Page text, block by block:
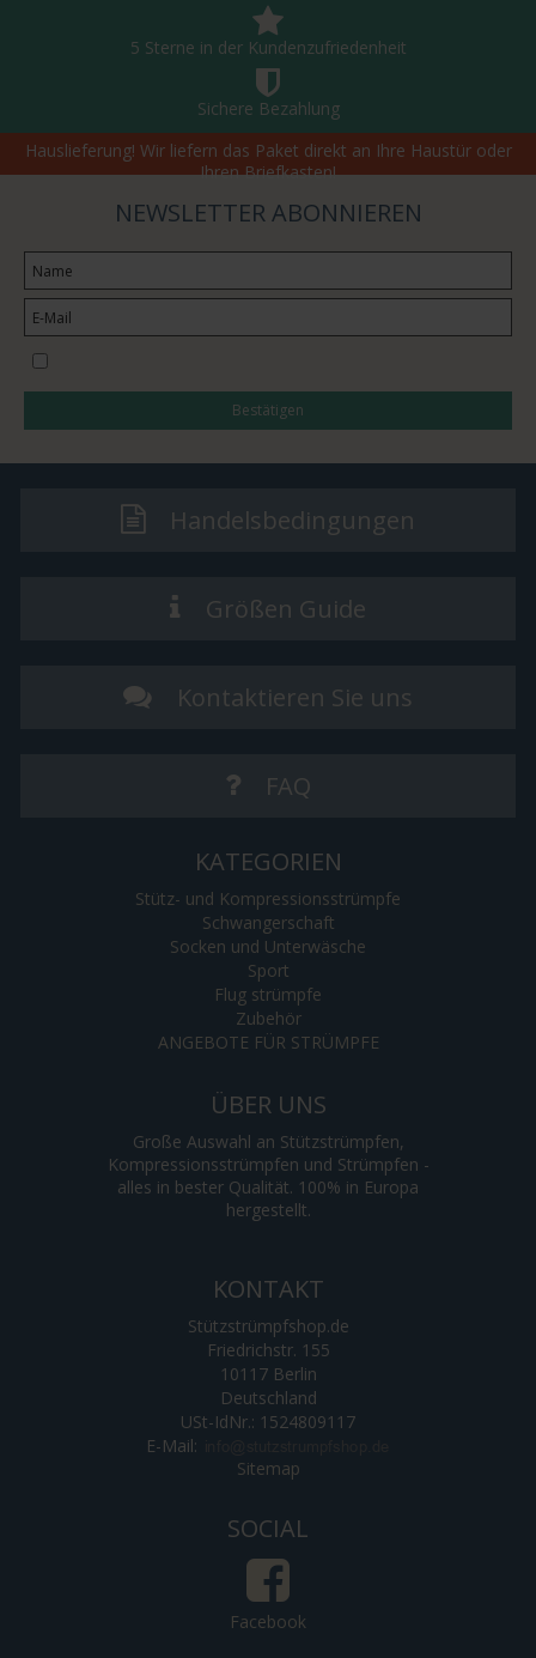
5 Sterne in der Kundenzufriedenheit
Sichere Bezahlung
Hauslieferung! Wir liefern das Paket direkt an Ihre Haustür oder
Ihren Briefkasten!
NEWSLETTER ABONNIEREN
Bestätigen
Handelsbedingungen
Größen Guide
Kontaktieren Sie uns
FAQ
KATEGORIEN
Stütz- und Kompressionsstrümpfe
Schwangerschaft
Socken und Unterwäsche
Sport
Flug strümpfe
Zubehör
ANGEBOTE FÜR STRÜMPFE
ÜBER UNS
Große Auswahl an Stützstrümpfen,
Kompressionsstrümpfen und Strümpfen -
alles in bester Qualität. 100% in Europa
hergestellt.
KONTAKT
Stützstrümpfshop.de
Friedrichstr. 155
10117 Berlin
Deutschland
USt-IdNr.: 1524809117
E-Mail:
Sitemap
SOCIAL
Facebook